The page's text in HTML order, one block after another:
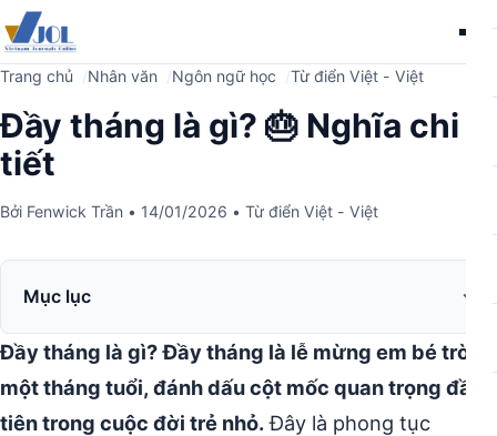
Trang chủ Nhân văn Ngôn ngữ học Từ điển Việt - Việt
Đầy tháng là gì? 🎂 Nghĩa chi
tiết
Bởi Fenwick Trần • 14/01/2026 • Từ điển Việt - Việt
Mục lục
Đầy tháng là gì? Đầy tháng là lễ mừng em bé tròn
một tháng tuổi, đánh dấu cột mốc quan trọng đầu
tiên trong cuộc đời trẻ nhỏ.Đây là phong tục